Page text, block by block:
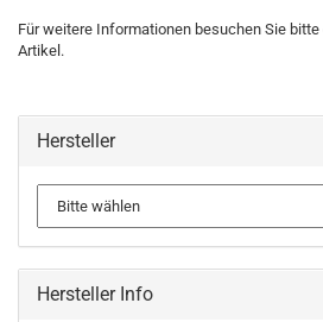
Für weitere Informationen besuchen Sie bitte
Artikel.
Hersteller
Hersteller Info